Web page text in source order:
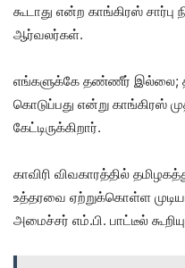
கூடாது என்ற காங்கிரஸ்
ஆர்வலர்கள்.
எங்களுக்கே தண்ணீர் இல்லை;
கொடுப்பது என்று காங்கிரஸ்
கேட்டிருக்கிறார்.
காவிரி விவகாரத்தில்
உத்தரவை ஏற்றுக்கொள்ள
அமைச்சர் எம்.பி. பாட்டீல்